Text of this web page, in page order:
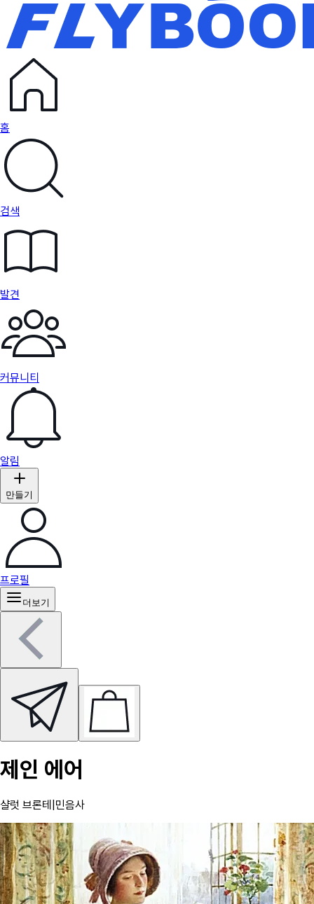
홈
검색
발견
커뮤니티
알림
만들기
프로필
더보기
제인 에어
샬럿 브론테 민음사